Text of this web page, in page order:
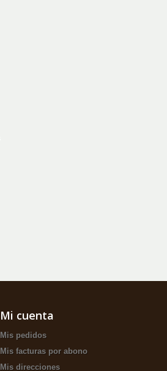
Mi cuenta
Mis pedidos
Mis facturas por abono
Mis direcciones